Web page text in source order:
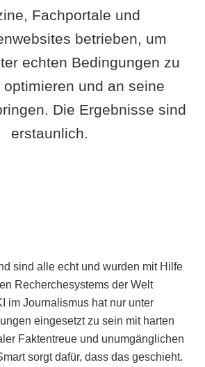
Fachportale und
betrieben, um
echten Bedingungen zu
und an seine
Die Ergebnisse sind
erstaunlich.
sind alle echt und wurden mit Hilfe
Recherchesystems der Welt
im Journalismus hat nur unter
eingesetzt zu sein mit harten
Faktentreue und unumgänglichen
sorgt dafür, dass das geschieht.